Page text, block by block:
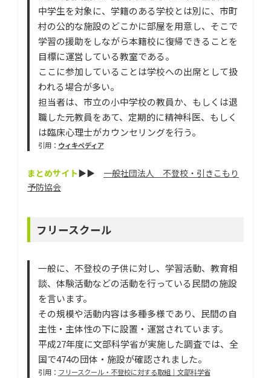
中学生を対象に、学籍のある学校とは別に、市町
村の公的な施設のどこかに部屋を用意し、そこで
学習の援助をしながら本籍校に復帰できることを
目標に運営している教室である。
ここに参加していることは学校への出席として扱
われる場合が多い。
担当者は、市立の小中学校の教員か、もしくは退
職した元教員をあて、定期的に精神科医、もしく
は臨床心理士がカウンセリングを行う。
引用： ウィキペディア
まとめサイト▶▶ 一般社団法人 不登校・引きこもり
予防協会
フリースクール
一般に、不登校の子供に対し、学習活動、教育相
談、体験活動などの活動を行っている民間の施設
を言います。
その規模や活動内容は多種多様であり、民間の自
主性・主体性の下に設置・運営されています。
平成27年度に文部科学省が実施した調査では、全
国で474の団体・施設が確認されました。
引用： フリースクール・不登校に対する取組｜文部科学省